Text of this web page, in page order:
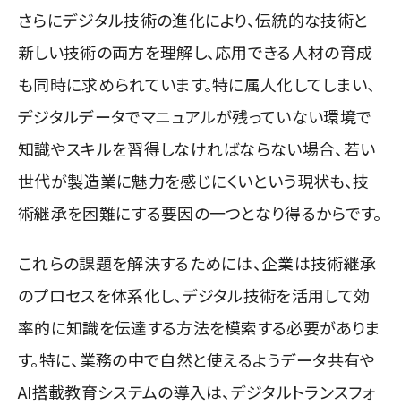
さらにデジタル技術の進化により、伝統的な技術と
新しい技術の両方を理解し、応用できる人材の育成
も同時に求められています。特に属人化してしまい、
デジタルデータでマニュアルが残っていない環境で
知識やスキルを習得しなければならない場合、若い
世代が製造業に魅力を感じにくいという現状も、技
術継承を困難にする要因の一つとなり得るからです。
これらの課題を解決するためには、企業は技術継承
のプロセスを体系化し、デジタル技術を活用して効
率的に知識を伝達する方法を模索する必要がありま
す。特に、業務の中で自然と使えるようデータ共有や
AI搭載教育システムの導入は、デジタルトランスフォ